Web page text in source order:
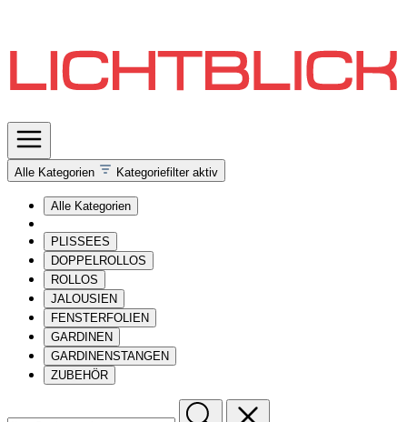
Alle Kategorien Kategoriefilter aktiv
Alle Kategorien
PLISSEES
DOPPELROLLOS
ROLLOS
JALOUSIEN
FENSTERFOLIEN
GARDINEN
GARDINENSTANGEN
ZUBEHÖR